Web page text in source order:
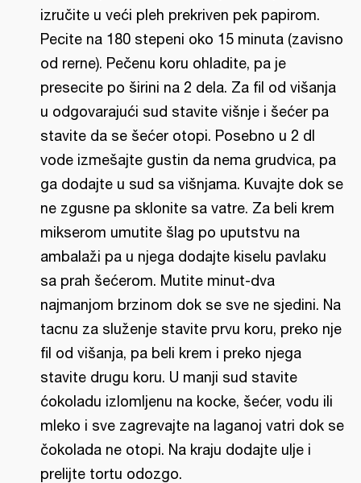
izručite u veći pleh prekriven pek papirom.
Pecite na 180 stepeni oko 15 minuta (zavisno
od rerne). Pečenu koru ohladite, pa je
presecite po širini na 2 dela. Za fil od višanja
u odgovarajući sud stavite višnje i šećer pa
stavite da se šećer otopi. Posebno u 2 dl
vode izmešajte gustin da nema grudvica, pa
ga dodajte u sud sa višnjama. Kuvajte dok se
ne zgusne pa sklonite sa vatre. Za beli krem
mikserom umutite šlag po uputstvu na
ambalaži pa u njega dodajte kiselu pavlaku
sa prah šećerom. Mutite minut-dva
najmanjom brzinom dok se sve ne sjedini. Na
tacnu za služenje stavite prvu koru, preko nje
fil od višanja, pa beli krem i preko njega
stavite drugu koru. U manji sud stavite
ćokoladu izlomljenu na kocke, šećer, vodu ili
mleko i sve zagrevajte na laganoj vatri dok se
čokolada ne otopi. Na kraju dodajte ulje i
prelijte tortu odozgo.